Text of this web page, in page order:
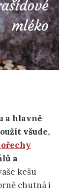
a hlavně
všude,
ořechy
a
kešu
chutná i